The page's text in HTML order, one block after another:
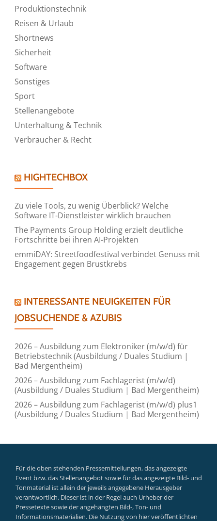
Produktionstechnik
Reisen & Urlaub
Shortnews
Sicherheit
Software
Sonstiges
Sport
Stellenangebote
Unterhaltung & Technik
Verbraucher & Recht
HIGHTECHBOX
Zu viele Tools, zu wenig Überblick? Welche
Software IT-Dienstleister wirklich brauchen
The Payments Group Holding erzielt deutliche
Fortschritte bei ihren AI-Projekten
emmiDAY: Streetfoodfestival verbindet Genuss mit
Engagement gegen Brustkrebs
INTERESSANTE NEUIGKEITEN FÜR
JOBSUCHENDE & AZUBIS
2026 – Ausbildung zum Elektroniker (m/w/d) für
Betriebstechnik (Ausbildung / Duales Studium |
Bad Mergentheim)
2026 – Ausbildung zum Fachlagerist (m/w/d)
(Ausbildung / Duales Studium | Bad Mergentheim)
2026 – Ausbildung zum Fachlagerist (m/w/d) plus1
(Ausbildung / Duales Studium | Bad Mergentheim)
Für die oben stehenden Pressemitteilungen, das angezeigte
Event bzw. das Stellenangebot sowie für das angezeigte Bild- und
Tonmaterial ist allein der jeweils angegebene Herausgeber
verantwortlich. Dieser ist in der Regel auch Urheber der
Pressetexte sowie der angehängten Bild-, Ton- und
Informationsmaterialien. Die Nutzung von hier veröffentlichten